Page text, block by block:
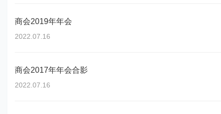
商会2019年年会
2022.07.16
商会2017年年会合影
2022.07.16